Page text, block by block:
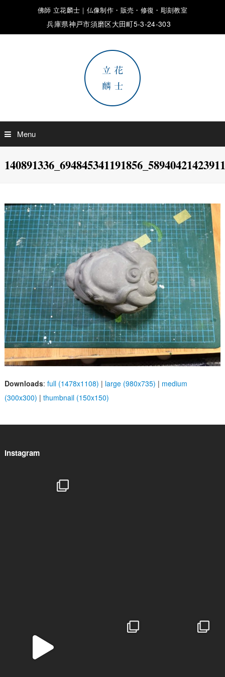
佛師 立花麟士｜仏像制作・販売・修復・彫刻教室
兵庫県神戸市須磨区大田町5-3-24-303
Menu
Downloads: full (1478x1108) | large (980x735) | medium
(300x300) | thumbnail (150x150)
Instagram